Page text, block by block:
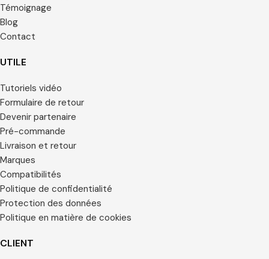
Témoignage
Blog
Contact
UTILE
Tutoriels vidéo
Formulaire de retour
Devenir partenaire
Pré-commande
Livraison et retour
Marques
Compatibilités
Politique de confidentialité
Protection des données
Politique en matière de cookies
CLIENT